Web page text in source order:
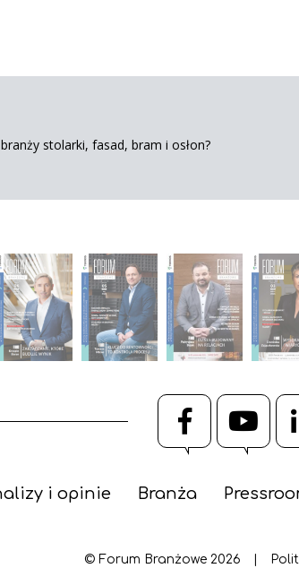
stolarki, fasad, bram i osłon?
i opinie Branża
© Forum Branżowe 2026